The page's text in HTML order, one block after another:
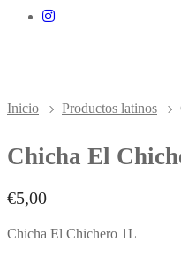
Inicio Productos latinos
Chicha El
€5,00
Chicha El Chichero 1L